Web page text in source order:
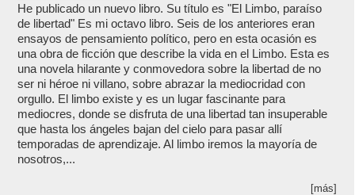
He publicado un nuevo libro. Su título es "El Limbo, paraíso
de libertad" Es mi octavo libro. Seis de los anteriores eran
ensayos de pensamiento político, pero en esta ocasión es
una obra de ficción que describe la vida en el Limbo. Esta es
una novela hilarante y conmovedora sobre la libertad de no
ser ni héroe ni villano, sobre abrazar la mediocridad con
orgullo. El limbo existe y es un lugar fascinante para
mediocres, donde se disfruta de una libertad tan insuperable
que hasta los ángeles bajan del cielo para pasar allí
temporadas de aprendizaje. Al limbo iremos la mayoría de
nosotros,...
[más]